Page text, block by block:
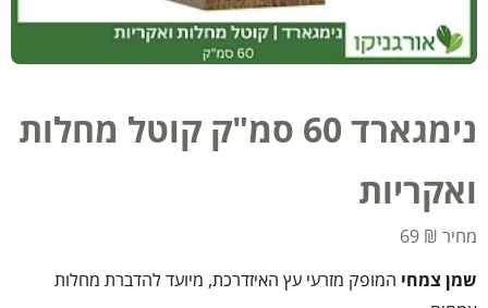
נימגארד 60 סמ"ק קוטל מחלות
ואקריות
69 ₪
שמן צמחי המופק מזרעי עץ האיזדרכת, מיועד להדברת מחלות